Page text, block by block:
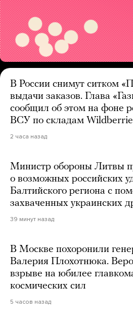
В России снимут ситком
выдачи заказов. Глава
сообщил об этом на фоне
ВСУ по складам
2 часа назад
Министр обороны Литвы
о возможных российских
Балтийского региона с
захваченных украинских
39 минут назад
В Москве похоронили
Валерия Плохотнюка.
взрыве на юбилее
космических сил
5 часов назад